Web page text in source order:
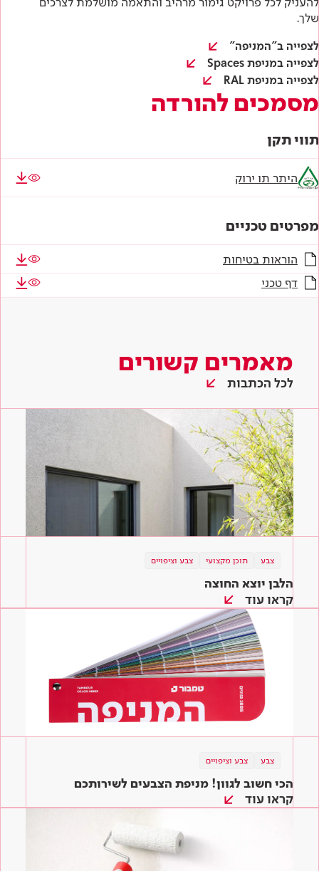
שלך.
לצפייה ב"המניפה"
לצפייה במניפת Spaces
לצפייה במניפת RAL
מסמכים להורדה
תווי תקן
היתר תו ירוק
מפרטים טכניים
הוראות בטיחות
דף טכני
מאמרים קשורים
לכל הכתבות
צבע תוכן מקצועי צבע וציפויים
הלבן יוצא החוצה
קראו עוד
צבע צבע וציפויים
הכי חשוב לגוון! מניפת הצבעים לשירותכם
קראו עוד